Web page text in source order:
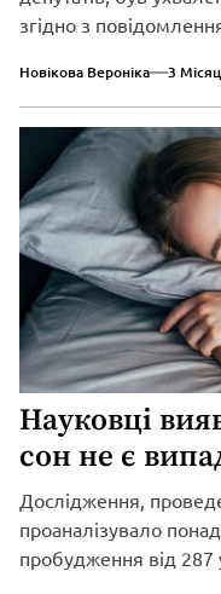
згідно з
Новікова Вероніка 3
Науковці
сон не є
Дослідження,
проаналізувало
пробудження від 287